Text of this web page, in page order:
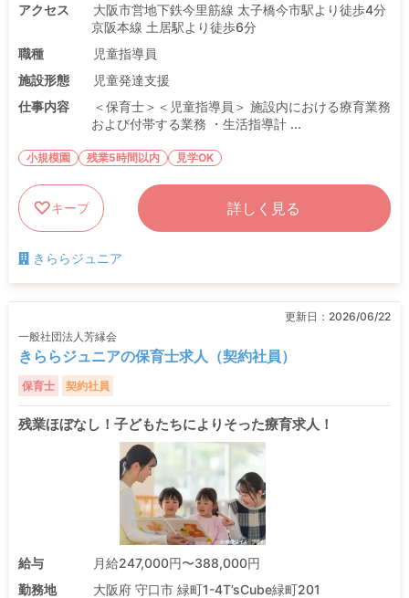
アクセス
大阪市営地下鉄今里筋線 太子橋今市駅より徒歩4分
京阪本線 土居駅より徒歩6分
職種
児童指導員
施設形態
児童発達支援
仕事内容
＜保育士＞＜児童指導員＞ 施設内における療育業務
および付帯する業務 ・生活指導計 ...
小規模園 残業5時間以内 見学OK
キープ 詳しく見る
きららジュニア
更新日： 2026/06/22
一般社団法人芳縁会
きららジュニアの保育士求人（契約社員）
保育士 契約社員
残業ほぼなし！子どもたちによりそった療育求人！
給与
月給247,000円〜388,000円
勤務地
大阪府 守口市 緑町1-4T’sCube緑町201